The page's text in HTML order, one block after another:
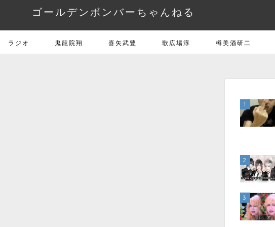
ゴールデンボンバーちゃんねる
ラジオ 鬼龍院翔 喜矢武豊 歌広場淳 樽美酒研二
1
2
3